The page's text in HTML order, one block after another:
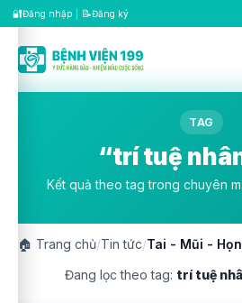
🔐Đăng nhập 📝Đăng ký
TAG
“trí tuệ
Kết quả theo tag trong chuyên
🏠 Trang chủ/Tin tức/Tai - Mũi -
Đang lọc theo tag: trí tuệ